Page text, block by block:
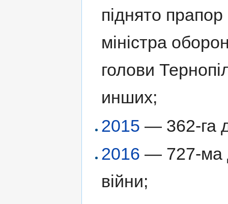
піднято
міністра
голови
инших;
2015 — 362-га
2016 — 727-ма
війни;